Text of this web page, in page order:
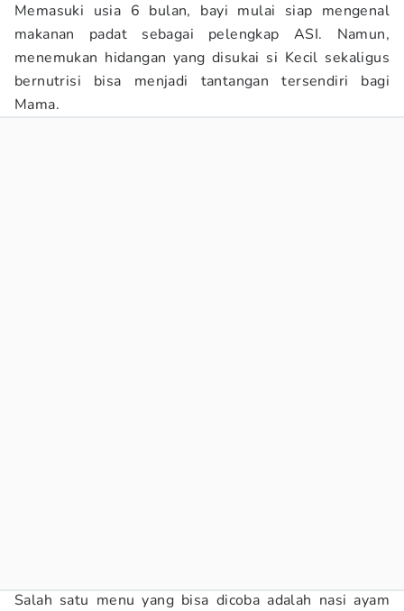
Memasuki usia 6 bulan, bayi mulai siap mengenal
makanan padat sebagai pelengkap ASI. Namun,
menemukan hidangan yang disukai si Kecil sekaligus
bernutrisi bisa menjadi tantangan tersendiri bagi
Mama.
Salah satu menu yang bisa dicoba adalah nasi ayam